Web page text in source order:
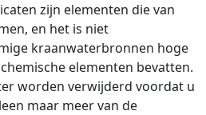
zijn elementen die van
en het is niet
kraanwaterbronnen hoge
elementen bevatten.
worden verwijderd voordat u
maar meer van de